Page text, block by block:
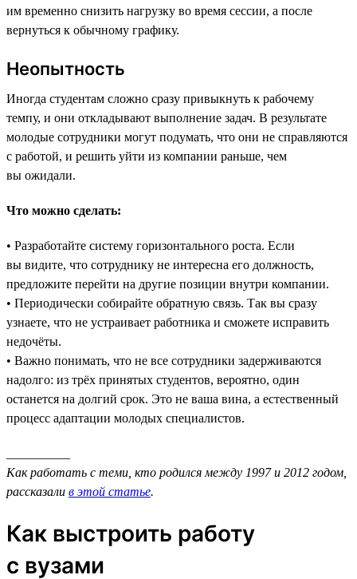
им временно снизить нагрузку во время сессии, а после
вернуться к обычному графику.
Неопытность
Иногда студентам сложно сразу привыкнуть к рабочему
темпу, и они откладывают выполнение задач. В результате
молодые сотрудники могут подумать, что они не справляются
с работой, и решить уйти из компании раньше, чем
вы ожидали.
Что можно сделать:
• Разработайте систему горизонтального роста. Если
вы видите, что сотруднику не интересна его должность,
предложите перейти на другие позиции внутри компании.
• Периодически собирайте обратную связь. Так вы сразу
узнаете, что не устраивает работника и сможете исправить
недочёты.
• Важно понимать, что не все сотрудники задерживаются
надолго: из трёх принятых студентов, вероятно, один
останется на долгий срок. Это не ваша вина, а естественный
процесс адаптации молодых специалистов.
Как работать с теми, кто родился между 1997 и 2012 годом,
рассказали в этой статье.
Как выстроить работу
с вузами